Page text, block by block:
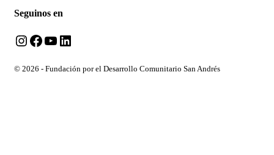
Seguinos en
Instagram
Facebook
YouTube
LinkedIn
© 2026 - Fundación por el Desarrollo Comunitario San Andrés